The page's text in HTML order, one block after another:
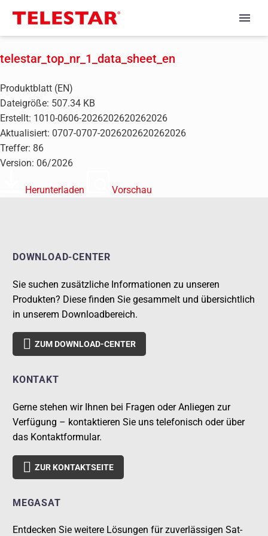
telestar_top_nr_1_data_sheet_en
Produktblatt (EN)
Dateigröße: 507.34 KB
Erstellt: 1010-0606-2026202620262026
Aktualisiert: 0707-0707-2026202620262026
Treffer: 86
Version: 06/2026
Herunterladen Vorschau
DOWNLOAD-CENTER
Sie suchen zusätzliche Informationen zu unseren
Produkten? Diese finden Sie gesammelt und übersichtlich
in unserem Downloadbereich.
 ZUM DOWNLOAD-CENTER
KONTAKT
Gerne stehen wir Ihnen bei Fragen oder Anliegen zur
Verfügung – kontaktieren Sie uns telefonisch oder über
das Kontaktformular.
 ZUR KONTAKTSEITE
MEGASAT
Entdecken Sie weitere Lösungen für zuverlässigen Sat-